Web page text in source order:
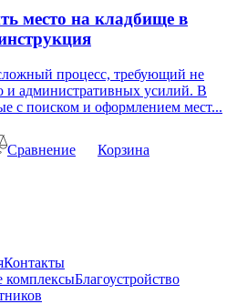
место на кладбище в
процесс, требующий не
и административных усилий. В
с поиском и оформлением мест...
Сравнение Корзина
Контакты
комплексыБлагоустройство